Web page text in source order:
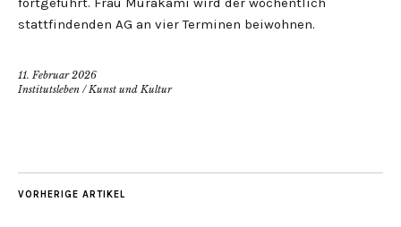
stattfindenden AG an vier Terminen beiwohnen.
11. Februar 2026
Institutsleben / Kunst und Kultur
VORHERIGE ARTIKEL